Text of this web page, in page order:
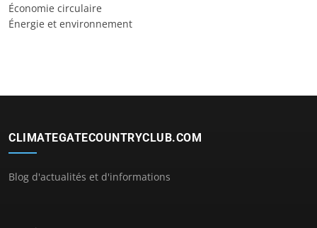
Économie circulaire
Énergie et environnement
CLIMATEGATECOUNTRYCLUB.COM
Blog d'actualités et d'informations